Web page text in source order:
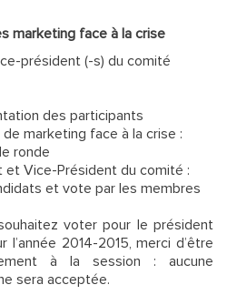
marketing face à la crise
président (-s) du comité
des participants
marketing face à la crise :
ronde
et Vice-Président du comité :
et vote par les membres
voter pour le président
2014-2015, merci d’être
à la session : aucune
sera acceptée.